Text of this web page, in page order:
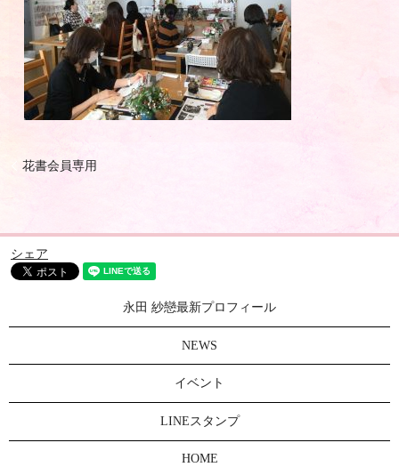
花書会員専用
シェア
永田 紗戀最新プロフィール
NEWS
イベント
LINEスタンプ
HOME